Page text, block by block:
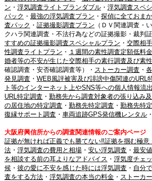
ン ・ 浮気調査ライトプランダブル・ 浮気調査スペ
パック ・ 最強の浮気調査プラン ・ 探偵に全ておま
査パック ・ 証拠撮影調査プラン （ＤＶ関連調査・
クハラ関連調査・不法行為などの証拠撮影・裁判
すすめの証拠撮影調査スペシャルプラン ・ 交際相
性調査ライトプラン ・ １週間の素性調査定額低料
婚者等の不安が生じた交際相手の素行調査及び素
確認調査・安否確認調査等）・ ストーカー調査 ・
発見調査 ・ WEB風評被害及び誹謗中傷関連のURL
ト等のインターネット上やSNS等への個人情報流
URL特定調査 ・ 勤務先から調査対象者の張り込み
の居住地の特定調査 ・ 勤務先特定調査 ・ 勤務先特
復縁サポート調査 ・ 車両追跡GPS発信機レンタル・
大阪府興信所からの調査関連情報のご案内ページ
証拠が無ければ正義でも勝てない‼証拠を掴む極意
法・ 浮気調査の費用と相場・ 安い浮気調査 ・ 最安
を相談する前の耳よりなアドバイス ・ 浮気度チェ
候・ 彼の愛に不安を感じた時には浮気調査 ・ 自分
査をする方法・ 浮気調査の本当の料金・ ストーカ